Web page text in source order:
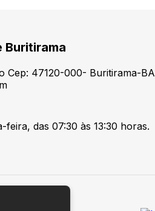
Buritirama
Cep: 47120-000- Buritirama-BA
feira, das 07:30 às 13:30 horas.